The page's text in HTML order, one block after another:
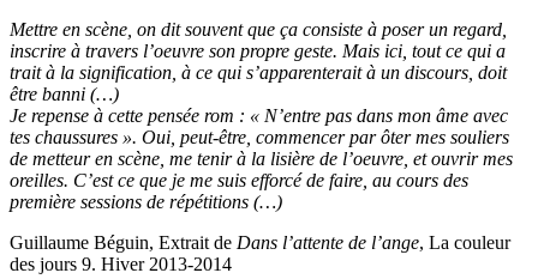
Mettre en scène, on dit souvent que ça consiste à poser un regard,
inscrire à travers l’oeuvre son propre geste. Mais ici, tout ce qui a
trait à la signification, à ce qui s’apparenterait à un discours, doit
être banni (…)
Je repense à cette pensée rom : « N’entre pas dans mon âme avec
tes chaussures ». Oui, peut-être, commencer par ôter mes souliers
de metteur en scène, me tenir à la lisière de l’oeuvre, et ouvrir mes
oreilles. C’est ce que je me suis efforcé de faire, au cours des
première sessions de répétitions (…)
Guillaume Béguin, Extrait de Dans l’attente de l’ange, La couleur
des jours 9. Hiver 2013-2014